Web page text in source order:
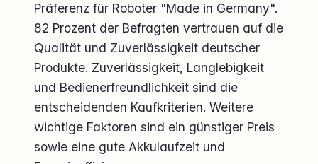
Präferenz für Roboter "Made in Germany".
82 Prozent der Befragten vertrauen auf die
Qualität und Zuverlässigkeit deutscher
Produkte. Zuverlässigkeit, Langlebigkeit
und Bedienerfreundlichkeit sind die
entscheidenden Kaufkriterien. Weitere
wichtige Faktoren sind ein günstiger Preis
sowie eine gute Akkulaufzeit und